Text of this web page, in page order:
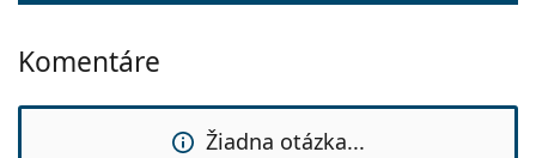
Komentáre
Žiadna otázka...